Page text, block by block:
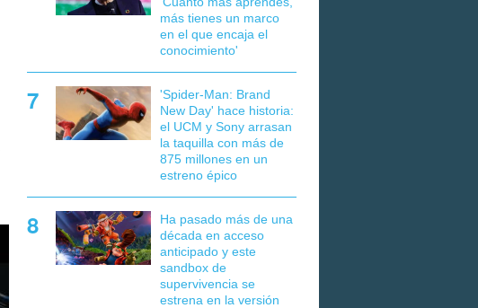
más tienes un marco
en el que encaja el
conocimiento'
'Spider-Man: Brand
New Day' hace historia:
el UCM y Sony arrasan
la taquilla con más de
875 millones en un
estreno épico
Ha pasado más de una
década en acceso
anticipado y este
sandbox de
supervivencia se
estrena en la versión